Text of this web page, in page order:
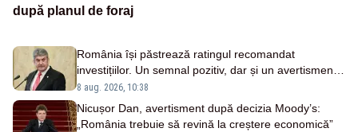
după planul de foraj
România își păstrează ratingul recomandat
investițiilor. Un semnal pozitiv, dar și un avertisment
pentru autorități
8 aug. 2026, 10:38
Nicușor Dan, avertisment după decizia Moody’s:
„România trebuie să revină la creștere economică”